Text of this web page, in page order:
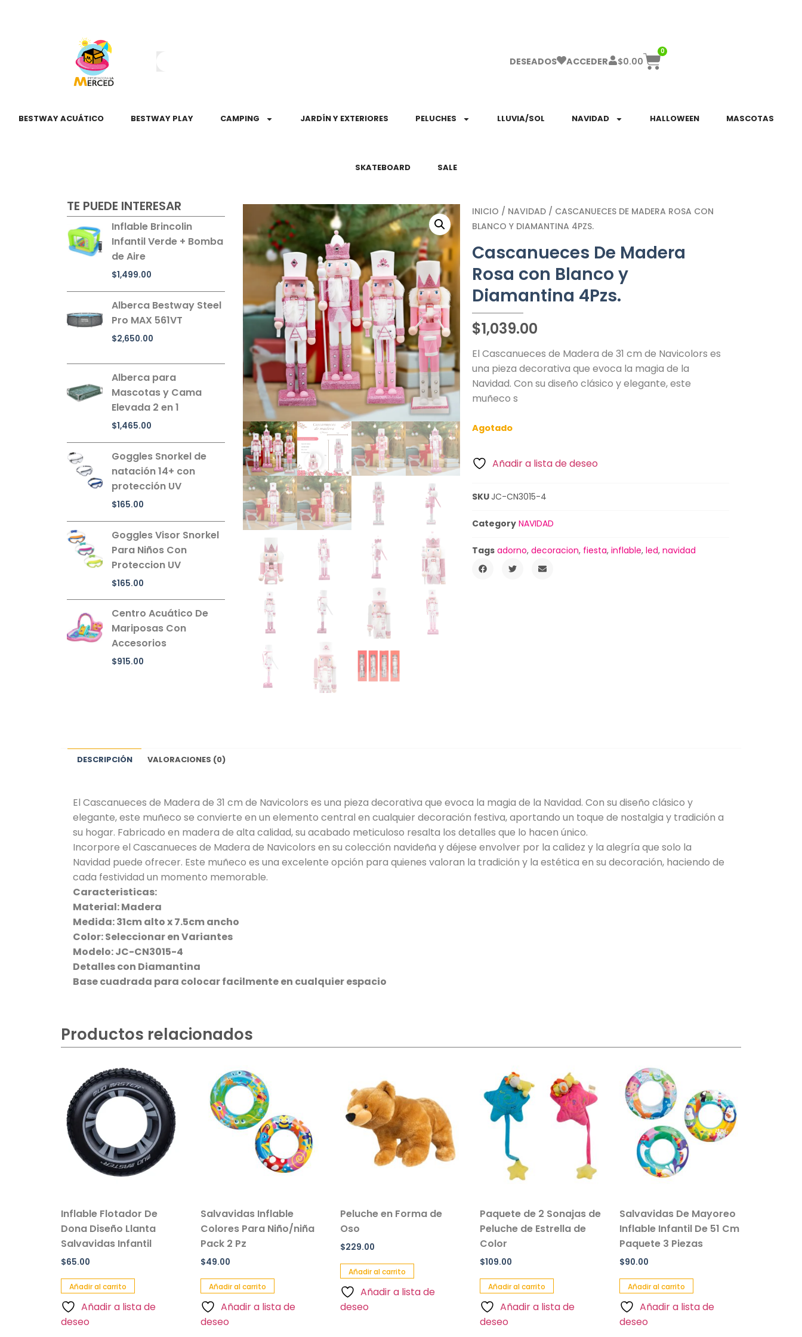
DESEADOS ACCEDER $0.00
0
BESTWAY ACUÁTICO BESTWAY PLAY CAMPING JARDÍN Y EXTERIORES PELUCHES LLUVIA/SOL NAVIDAD HALLOWEEN MASCOTAS
SKATEBOARD SALE
TE PUEDE INTERESAR
Inflable Brincolin
Infantil Verde + Bomba
de Aire
$1,499.00
Alberca Bestway Steel
Pro MAX 561VT
$2,650.00
Alberca para
Mascotas y Cama
Elevada 2 en 1
$1,465.00
Goggles Snorkel de
natación 14+ con
protección UV
$165.00
Goggles Visor Snorkel
Para Niños Con
Proteccion UV
$165.00
Centro Acuático De
Mariposas Con
Accesorios
$915.00
INICIO / NAVIDAD / CASCANUECES DE MADERA ROSA CON
BLANCO Y DIAMANTINA 4PZS.
Cascanueces De Madera
Rosa con Blanco y
Diamantina 4Pzs.
$1,039.00
El Cascanueces de Madera de 31 cm de Navicolors es
una pieza decorativa que evoca la magia de la
Navidad. Con su diseño clásico y elegante, este
muñeco s
Agotado
Añadir a lista de deseo
SKUJC-CN3015-4
Category NAVIDAD
Tags adorno,decoracion, fiesta,inflable,led,navidad
DESCRIPCIÓN VALORACIONES (0)
El Cascanueces de Madera de 31 cm de Navicolors es una pieza decorativa que evoca la magia de la Navidad. Con su diseño clásico y
elegante, este muñeco se convierte en un elemento central en cualquier decoración festiva, aportando un toque de nostalgia y tradición a
su hogar. Fabricado en madera de alta calidad, su acabado meticuloso resalta los detalles que lo hacen único.
Incorpore el Cascanueces de Madera de Navicolors en su colección navideña y déjese envolver por la calidez y la alegría que solo la
Navidad puede ofrecer. Este muñeco es una excelente opción para quienes valoran la tradición y la estética en su decoración, haciendo de
cada festividad un momento memorable.
Caracteristicas:
Material: Madera
Medida: 31cm alto x 7.5cm ancho
Color: Seleccionar en Variantes
Modelo: JC-CN3015-4
Detalles con Diamantina
Base cuadrada para colocar facilmente en cualquier espacio
Productos relacionados
Inflable Flotador De
Dona Diseño Llanta
Salvavidas Infantil
65.00
Añadir al carrito
Añadir a lista de
deseo
Salvavidas Inflable
Colores Para Niño/niña
Pack 2 Pz
49.00
Añadir al carrito
Añadir a lista de
deseo
Peluche en Forma de
Oso
229.00
Añadir al carrito
Añadir a lista de
deseo
Paquete de 2 Sonajas de
Peluche de Estrella de
Color
109.00
Añadir al carrito
Añadir a lista de
deseo
Salvavidas De Mayoreo
Inflable Infantil De 51 Cm
Paquete 3 Piezas
90.00
Añadir al carrito
Añadir a lista de
deseo